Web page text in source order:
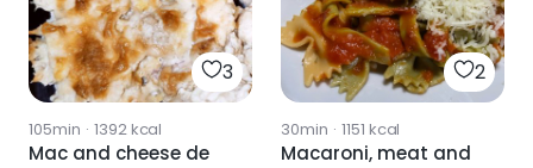
3
105min · 1392kcal
Mac and cheese de
2
30min · 1151 kcal
Macaroni, meat and